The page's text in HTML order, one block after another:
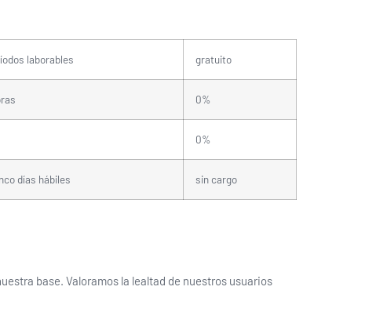
laborables gratuito
0%
0%
días hábiles sin cargo
base. Valoramos la lealtad de nuestros usuarios